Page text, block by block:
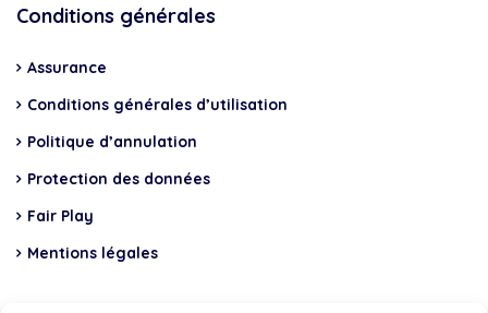
Conditions générales
Assurance
Conditions générales d’utilisation
Politique d’annulation
Protection des données
Fair Play
Mentions légales